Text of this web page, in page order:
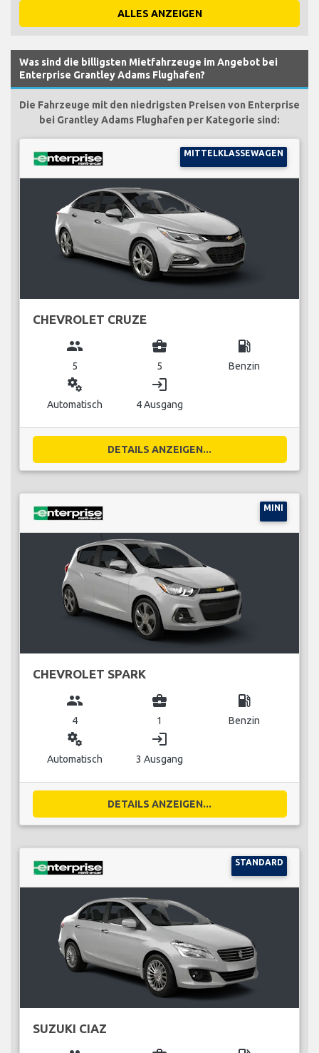
ALLES ANZEIGEN
Was sind die billigsten Mietfahrzeuge im Angebot bei
Enterprise Grantley Adams Flughafen?
Die Fahrzeuge mit den niedrigsten Preisen von Enterprise
bei Grantley Adams Flughafen per Kategorie sind:
MITTELKLASSEWAGEN
CHEVROLET CRUZE
group
5
business_center
5
local_gas_station
Benzin
miscellaneous_services
Automatisch
login
4 Ausgang
DETAILS ANZEIGEN...
MINI
CHEVROLET SPARK
group
4
business_center
1
local_gas_station
Benzin
miscellaneous_services
Automatisch
login
3 Ausgang
DETAILS ANZEIGEN...
STANDARD
SUZUKI CIAZ